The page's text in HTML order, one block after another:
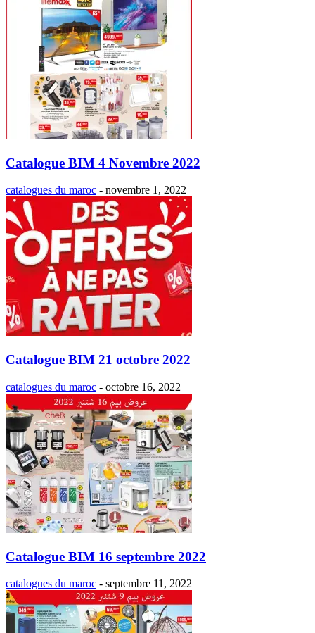
Catalogue BIM 4 Novembre 2022
catalogues du maroc - novembre 1, 2022
Catalogue BIM 21 octobre 2022
catalogues du maroc - octobre 16, 2022
Catalogue BIM 16 septembre 2022
catalogues du maroc - septembre 11, 2022